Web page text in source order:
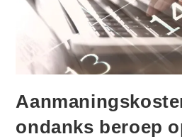
ondanks beroep